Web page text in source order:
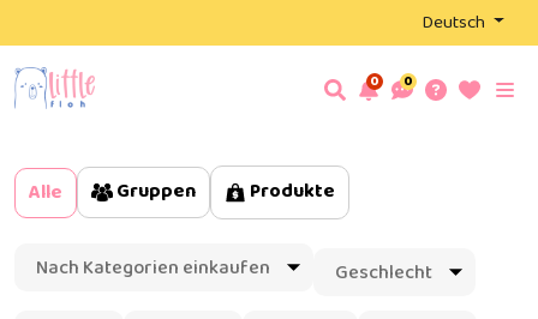
Deutsch
0 0
Alle Gruppen Produkte
Nach Kategorien einkaufen Geschlecht